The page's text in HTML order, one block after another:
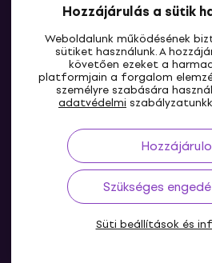
Hozzájárulás a sütik
Weboldalunk működésének
sütiket használunk. A
követően ezeket a
platformjain a forgalom
személyre szabására
adatvédelmi
Szükséges
Süti beállítások és
HU